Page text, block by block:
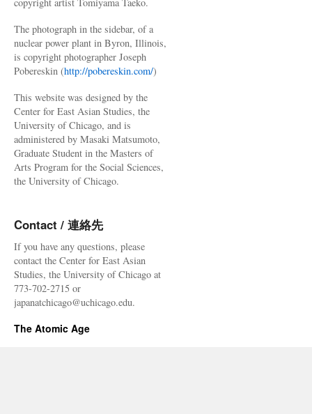
The photograph in the sidebar, of a
nuclear power plant in Byron, Illinois,
is copyright photographer Joseph
Pobereskin (http://pobereskin.com/)
This website was designed by the
Center for East Asian Studies, the
University of Chicago, and is
administered by Masaki Matsumoto,
Graduate Student in the Masters of
Arts Program for the Social Sciences,
the University of Chicago.
Contact / 連絡先
If you have any questions, please
contact the Center for East Asian
Studies, the University of Chicago at
773-702-2715 or
japanatchicago@uchicago.edu.
The Atomic Age